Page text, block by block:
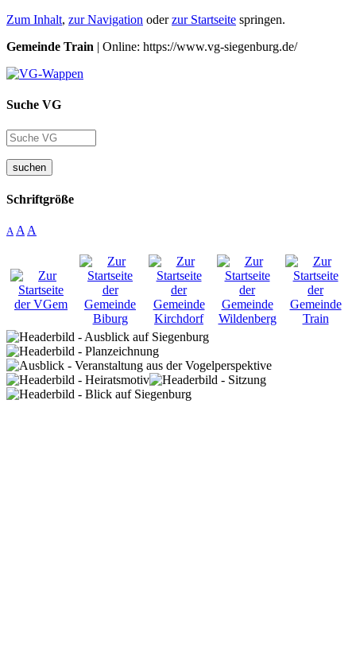
Zum Inhalt, zur Navigation oderzur Startseite springen.
Gemeinde Train | Online: https://www.vg-siegenburg.de/
Suche VG
suchen
Schriftgröße
A A A